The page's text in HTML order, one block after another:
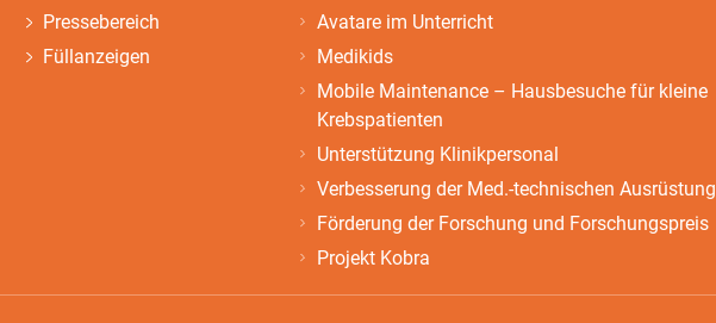
Pressebereich
Füllanzeigen
Avatare im Unterricht
Medikids
Mobile Maintenance – Hausbesuche für kleine
Krebspatienten
Unterstützung Klinikpersonal
Verbesserung der Med.-technischen Ausrüstung
Förderung der Forschung und Forschungspreis
Projekt Kobra